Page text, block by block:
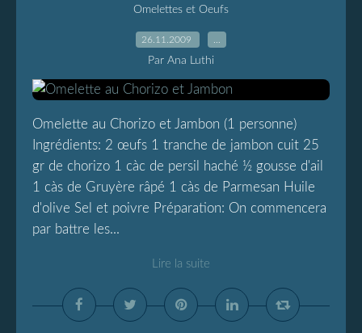
Omelettes et Oeufs
26.11.2009
Par Ana Luthi
Omelette au Chorizo et Jambon (1 personne)
Ingrédients: 2 œufs 1 tranche de jambon cuit 25
gr de chorizo 1 càc de persil haché ½ gousse d'ail
1 càs de Gruyère râpé 1 càs de Parmesan Huile
d'olive Sel et poivre Préparation: On commencera
par battre les...
Lire la suite